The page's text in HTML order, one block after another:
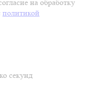
на обработку
политикой
секунд